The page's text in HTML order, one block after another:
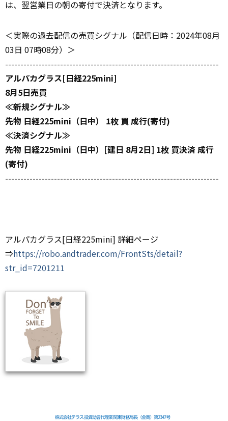
は、翌営業日の朝の寄付で決済となります。
＜実際の過去配信の売買シグナル（配信日時：2024年08月
03日 07時08分）＞
----------------------------------------------------------------------
アルパカグラス[日経225mini]
8月5日売買
≪新規シグナル≫
先物 日経225mini（日中） 1枚 買 成行(寄付)
≪決済シグナル≫
先物 日経225mini（日中）[建日 8月2日] 1枚 買決済 成行
(寄付)
----------------------------------------------------------------------
アルパカグラス[日経225mini] 詳細ページ
⇒https://robo.andtrader.com/FrontSts/detail?
str_id=7201211